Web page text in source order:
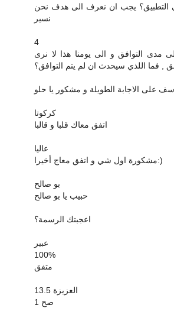
التطبيق؟ يجب ان نعرف الى هدف نحن
نسير
4
مدى التوافق و الى يومنا هذا لا نرى
, فما اللذي سيحدث ان لم يتم التوافق؟
على الاجابة الطويلة و مشكور يا حلو
كركوتا
اتفق معاك قلبا و قالبا
عاليا
مشكورة اول شي و اتفق معاج أخيرا:)
بو صالح
حبيب يا بو صالح
اعجبتك الرسمة؟
عبير
100%
متفق
العزيزة 13.5
1 صح